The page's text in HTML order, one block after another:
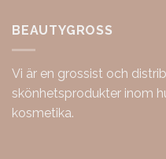
BEAUTYGROSS
Vi är en grossist och
skönhetsprodukter inom
kosmetika.